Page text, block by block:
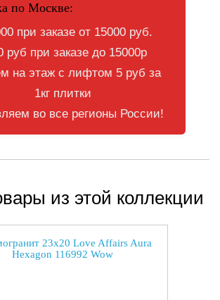
по Москве:
при заказе от 15000 руб.
руб при заказе до 15000р
на этаж с лифтом 5 руб за
1кг плитки
во все регионы России!
из этой коллекции
23x20 Love Affairs Aura
Hexagon 116992 Wow